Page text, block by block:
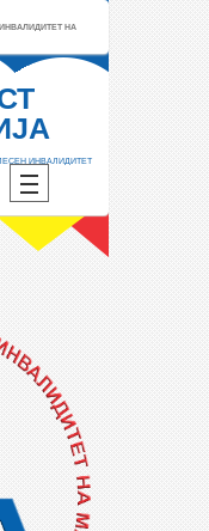
НА
ИНВАЛИДИТЕТ